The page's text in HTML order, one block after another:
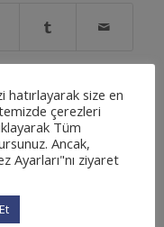
size en
çerezleri
Tüm
Ancak,
Ayarları"nı ziyaret